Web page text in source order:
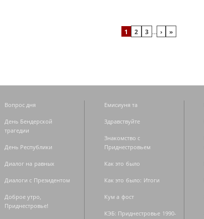
1 2 3 … › »
Вопрос дня
День Бендерской
трагедии
День Республики
Диалог на равных
Диалоги с Президентом
Доброе утро,
Приднестровье!
Емисиуня та
Здравствуйте
Знакомство с
Приднестровьем
Как это было
Как это было: Итоги
Кум а фост
КЭБ: Приднестровье 1990-